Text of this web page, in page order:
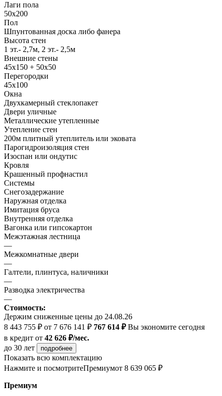
Лаги пола
50x200
Пол
Шпунтованная доска либо фанера
Высота стен
1 эт.- 2,7м, 2 эт.- 2,5м
Внешние стены
45х150 + 50х50
Перегородки
45х100
Окна
Двухкамерный стеклопакет
Двери уличные
Металлические утепленные
Утепление стен
200м плитный утеплитель или эковата
Парогидроизоляция стен
Изоспан или ондутис
Кровля
Крашенный профнастил
Системы
Снегозадержание
Наружная отделка
Имитация бруса
Внутренняя отделка
Вагонка или гипсокартон
Межэтажная лестница
—
Межкомнатные двери
—
Галтели, плинтуса, наличники
—
Разводка электричества
—
Стоимость:
Держим сниженные цены до 24.08.26
8 443 755 ₽ от 7 676 141 ₽ 767 614 ₽Вы экономите сегодня
в кредит от 42 626 ₽/мес.
до 30 лет
подробнее
Показать всю комплектацию
Нажмите и посмотритеПремиумот 8 639 065 ₽
Премиум